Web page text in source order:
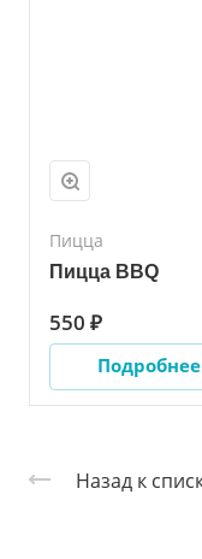
Пицца
Пицца BBQ
550 ₽
Подробнее
Назад к